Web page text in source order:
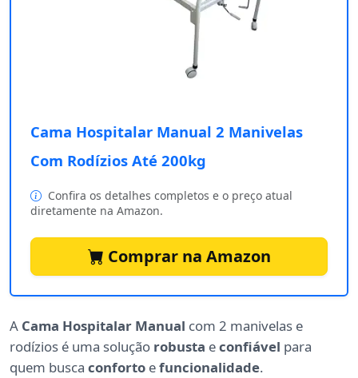
Cama Hospitalar Manual 2 Manivelas
Com Rodízios Até 200kg
Confira os detalhes completos e o preço atual
diretamente na Amazon.
Comprar na Amazon
A Cama Hospitalar Manual com 2 manivelas e
rodízios é uma solução robusta econfiável para
quem busca conforto efuncionalidade.